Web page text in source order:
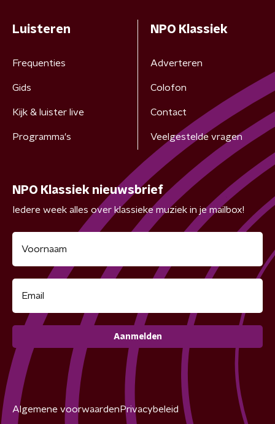
Luisteren
Frequenties
Gids
Kijk & luister live
Programma's
NPO Klassiek
Adverteren
Colofon
Contact
Veelgestelde vragen
NPO Klassiek nieuwsbrief
Iedere week alles over klassieke muziek in je mailbox!
Aanmelden
Algemene voorwaardenPrivacybeleid